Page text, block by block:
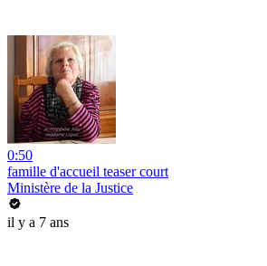
0:50
famille d'accueil teaser court
Ministère de la Justice
il y a 7 ans